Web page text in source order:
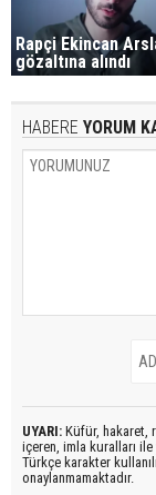
Rapçi Ekincan
gözaltına alındı
HABERE YORUM
UYARI: Küfür, hakaret,
içeren, imla kuralları ile
Türkçe karakter
onaylanmamaktadır.